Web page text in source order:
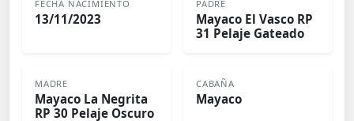
FECHA NACIMIENTO
13/11/2023
PADRE
Mayaco El Vasco RP
31 Pelaje Gateado
MADRE
Mayaco La Negrita
RP 30 Pelaje Oscuro
CABAÑA
Mayaco